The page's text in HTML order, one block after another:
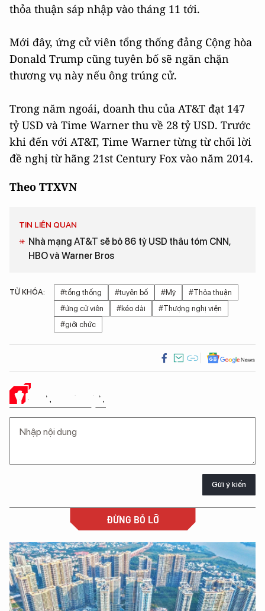
thỏa thuận sáp nhập vào tháng 11 tới.
Mới đây, ứng cử viên tổng thống đảng Cộng hòa
Donald Trump cũng tuyên bố sẽ ngăn chặn
thương vụ này nếu ông trúng cử.
Trong năm ngoái, doanh thu của AT&T đạt 147
tỷ USD và Time Warner thu về 28 tỷ USD. Trước
khi đến với AT&T, Time Warner từng từ chối lời
đề nghị từ hãng 21st Century Fox vào năm 2014.
Theo TTXVN
TIN LIÊN QUAN
Nhà mạng AT&T sẽ bỏ 86 tỷ USD thâu tóm CNN,
HBO và Warner Bros
TỪ KHÓA: #tổng thống #tuyên bố #Mỹ
#Thỏa thuận
#ứng cử viên
#kéo dài
#Thượng nghị viện
#giới chức
Ý KIẾN CỦA BẠN
Gửi ý kiến
ĐỪNG BỎ LỠ